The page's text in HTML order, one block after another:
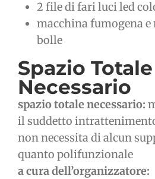
2 file di fari luci led
macchina fumogena e
bolle
Spazio Totale
Necessario
spazio totale necessario:
il suddetto
non necessita di alcun
quanto polifunzionale
a cura dell’organizzatore: